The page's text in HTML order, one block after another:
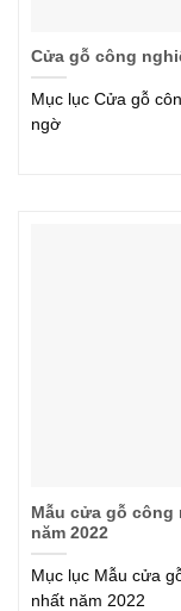
Cửa gỗ công
Mục lục Cửa gỗ
ngờ
Mẫu cửa gỗ công
năm 2022
Mục lục Mẫu cửa
nhất năm 2022